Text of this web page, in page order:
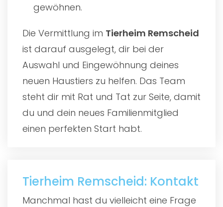
gewöhnen.
Die Vermittlung im Tierheim Remscheid
ist darauf ausgelegt, dir bei der
Auswahl und Eingewöhnung deines
neuen Haustiers zu helfen. Das Team
steht dir mit Rat und Tat zur Seite, damit
du und dein neues Familienmitglied
einen perfekten Start habt.
Tierheim Remscheid: Kontakt
Manchmal hast du vielleicht eine Frage